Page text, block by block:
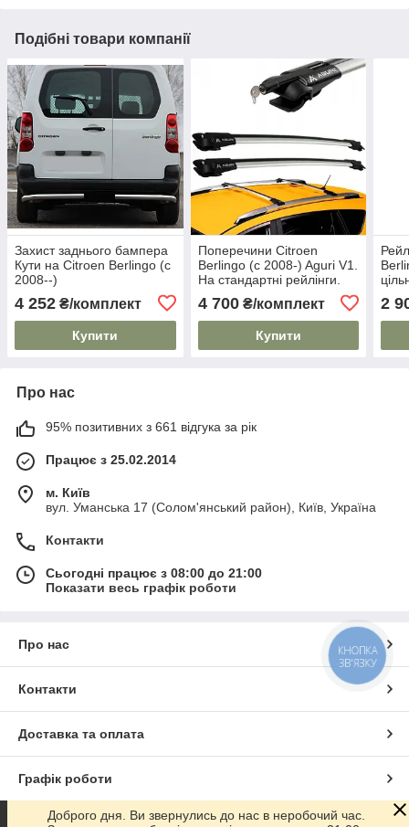
Подібні товари компанії
Захист заднього бампера
Кути на Citroen Berlingo (c
2008--)
4 252 ₴/комплект
Купити
Поперечини Citroen
Berlingo (c 2008-) Aguri V1.
На стандартні рейлінги.
4 700₴/комплект
Купити
2
Про нас
95% позитивних з 661 відгука за рік
Працює з 25.02.2014
м. Київ
вул. Уманська 17 (Солом'янський район), Київ, Україна
Контакти
Сьогодні працює з 08:00 до 21:00
Показати весь графік роботи
Про нас
Контакти
Доставка та оплата
Графік роботи
Повна версія сайту
Доброго дня. Ви звернулись до нас в неробочий час.
КНОПКА
ЗВ'ЯЗКУ